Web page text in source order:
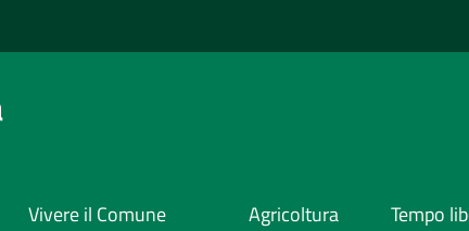
Vivere il Comune Agricoltura Tempo